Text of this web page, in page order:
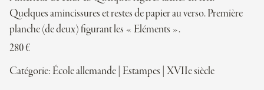
Quelques amincissures et restes de papier au verso. Première
planche (de deux) figurant les « Eléments ».
280€
Catégorie: École allemande Estampes XVIIe siècle